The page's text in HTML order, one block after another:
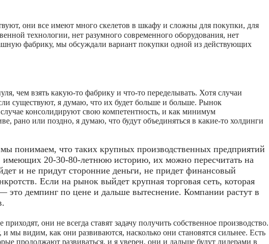
они все имеют много скелетов в шкафу и сложны для покупки, для
технологии, нет разумного современного оборудования, нет
фабрику, мы обсуждали вариант покупки одной из действующих
чем взять какую-то фабрику и что-то переделывать. Хотя случаи
существуют, я думаю, что их будет больше и больше. Рынок
консолидируют свою компетентность, и как минимум
рано или поздно, я думаю, что будут объединяться в какие-то холдинги
понимаем, что таких крупных производственных предприятий
20-30-80-летнюю историю, их можно пересчитать на
и не придут сторонние деньги, не придет финансовый
Если на рынок выйдет крупная торговая сеть, которая
это демпинг по цене и дальше вытеснение. Компании растут в
они не всегда ставят задачу получить собственное производство.
мы видим, как они развиваются, насколько они становятся сильнее. Есть
продолжают развиваться, и я уверен, они и дальше будут лидерами в